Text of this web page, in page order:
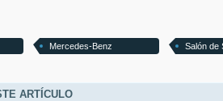
Mercedes-Benz Salón de
ARTÍCULO